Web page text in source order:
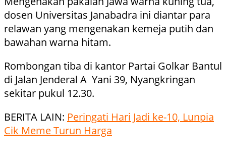
dosen Universitas Janabadra ini diantar para
relawan yang mengenakan kemeja putih dan
bawahan warna hitam.
Rombongan tiba di kantor Partai Golkar Bantul
di Jalan Jenderal A Yani 39, Nyangkringan
sekitar pukul 12.30.
BERITA LAIN: Peringati Hari Jadi ke-10, Lunpia
Cik Meme Turun Harga